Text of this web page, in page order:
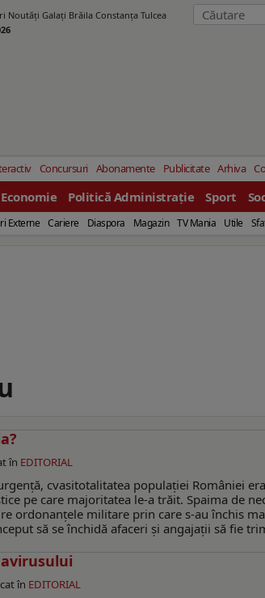
Galaţi Brăila Constanţa Tulcea
Concursuri Abonamente Publicitate Arhiva
Economie Politică Administrație Sport
Externe Cariere Diaspora Magazin TV Mania Utile
în EDITORIAL
cvasitotalitatea populaţiei României
pe care majoritatea le-a trăit. Spaima de
ordonanţele militare prin care s-au închis
să se închidă afaceri şi angajaţii să fie
în EDITORIAL